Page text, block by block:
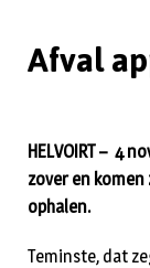
Afval
HELVOIRT – 4
zover en
ophalen.
Teminste, dat